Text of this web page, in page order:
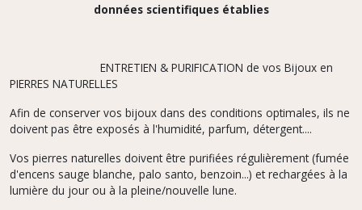
données scientifiques établies
ENTRETIEN & PURIFICATION de vos Bijoux en
PIERRES NATURELLES
Afin de conserver vos bijoux dans des conditions optimales, ils ne
doivent pas être exposés à l'humidité, parfum, détergent....
Vos pierres naturelles doivent être purifiées régulièrement (fumée
d'encens sauge blanche, palo santo, benzoin...) et rechargées à la
lumière du jour ou à la pleine/nouvelle lune.